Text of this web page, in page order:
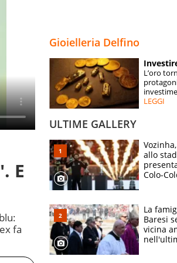
ESPERTI
CONTATTI
E
fa
Gioielleria Delfino
L’oro
LEGGI
ULTIME GALLERY
allo
Colo-
La
Baresi
vicina